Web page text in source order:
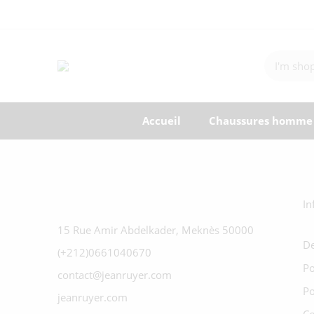
Accueil Chaussures homme
15 Rue Amir Abdelkader, Meknès 50000
(+212)0661040670
contact@jeanruyer.com
jeanruyer.com